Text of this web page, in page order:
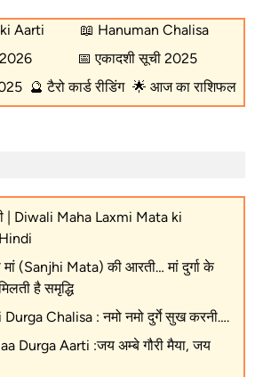
Aarti 📖 Hanuman Chalisa
📅 एकादशी सूची 2025
🔮 टैरो कार्ड रीडिंग 🌟 आज का राशिफल
| Diwali Maha Laxmi Mata ki
मां (Sanjhi Mata) की आरती… मां दुर्गा के
है समृद्धि
Durga Chalisa : नमो नमो दुर्गे सुख करनी….
Durga Aarti :जय अम्बे गौरी मैया, जय